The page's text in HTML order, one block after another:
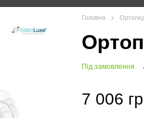
Головна
Під замовлення
7 006